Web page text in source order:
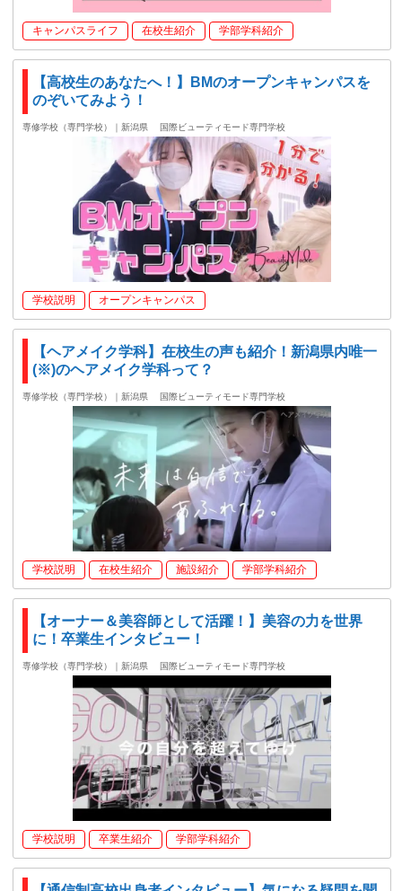
キャンパスライフ 在校生紹介 学部学科紹介
【高校生のあなたへ！】BMのオープンキャンパスを
のぞいてみよう！
専修学校（専門学校）｜新潟県 国際ビューティモード専門学校
学校説明 オープンキャンパス
【ヘアメイク学科】在校生の声も紹介！新潟県内唯一
(※)のヘアメイク学科って？
専修学校（専門学校）｜新潟県 国際ビューティモード専門学校
学校説明 在校生紹介 施設紹介 学部学科紹介
【オーナー＆美容師として活躍！】美容の力を世界
に！卒業生インタビュー！
専修学校（専門学校）｜新潟県 国際ビューティモード専門学校
学校説明 卒業生紹介 学部学科紹介